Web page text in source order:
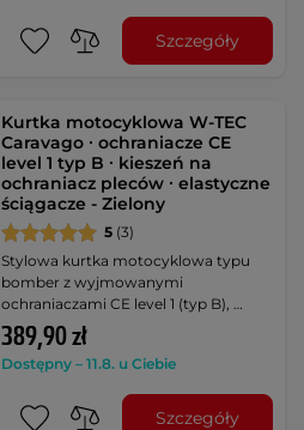
Szczegóły
Kurtka motocyklowa W-TEC
Caravago ∙ ochraniacze CE
level 1 typ B ∙ kieszeń na
ochraniacz pleców ∙ elastyczne
ściągacze - Zielony
5 (3)
Stylowa kurtka motocyklowa typu
bomber z wyjmowanymi
ochraniaczami CE level 1 (typ B), …
389,90 zł
Dostępny – 11.8. u Ciebie
Szczegóły